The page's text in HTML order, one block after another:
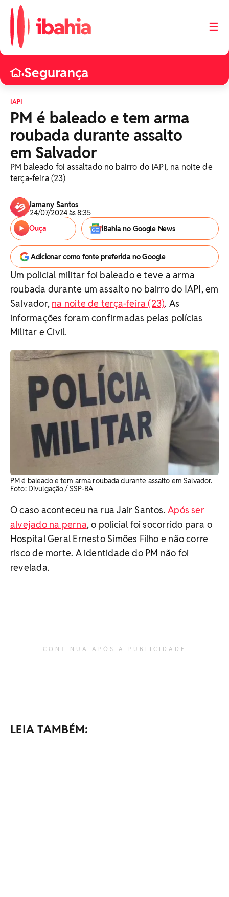
☰
•Segurança
IAPI
PM é baleado e tem arma
roubada durante assalto
em Salvador
PM baleado foi assaltado no bairro do IAPI, na noite de
terça-feira (23)
Iamany Santos
24/07/2024 às 8:35
Ouça
iBahia no Google News
Adicionar como fonte preferida no Google
Um policial militar foi baleado e teve a arma
roubada durante um assalto no bairro do IAPI, em
Salvador, na noite de terça-feira (23). As
informações foram confirmadas pelas polícias
Militar e Civil.
PM é baleado e tem arma roubada durante assalto em Salvador.
Foto: Divulgação / SSP-BA
O caso aconteceu na rua Jair Santos.Após ser
alvejado na perna, o policial foi socorrido para o
Hospital Geral Ernesto Simões Filho e não corre
risco de morte. A identidade do PM não foi
revelada.
CONTINUA APÓS A PUBLICIDADE
LEIA TAMBÉM: